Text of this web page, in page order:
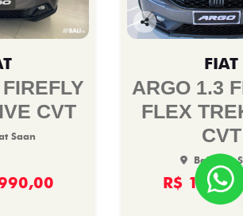
CVT
Saan
Co
lhe
FIAT
ARGO 1.3
FLEX
CVT
Bali Fiat
R$